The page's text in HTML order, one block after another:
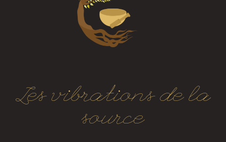
Les vibrations de la
source